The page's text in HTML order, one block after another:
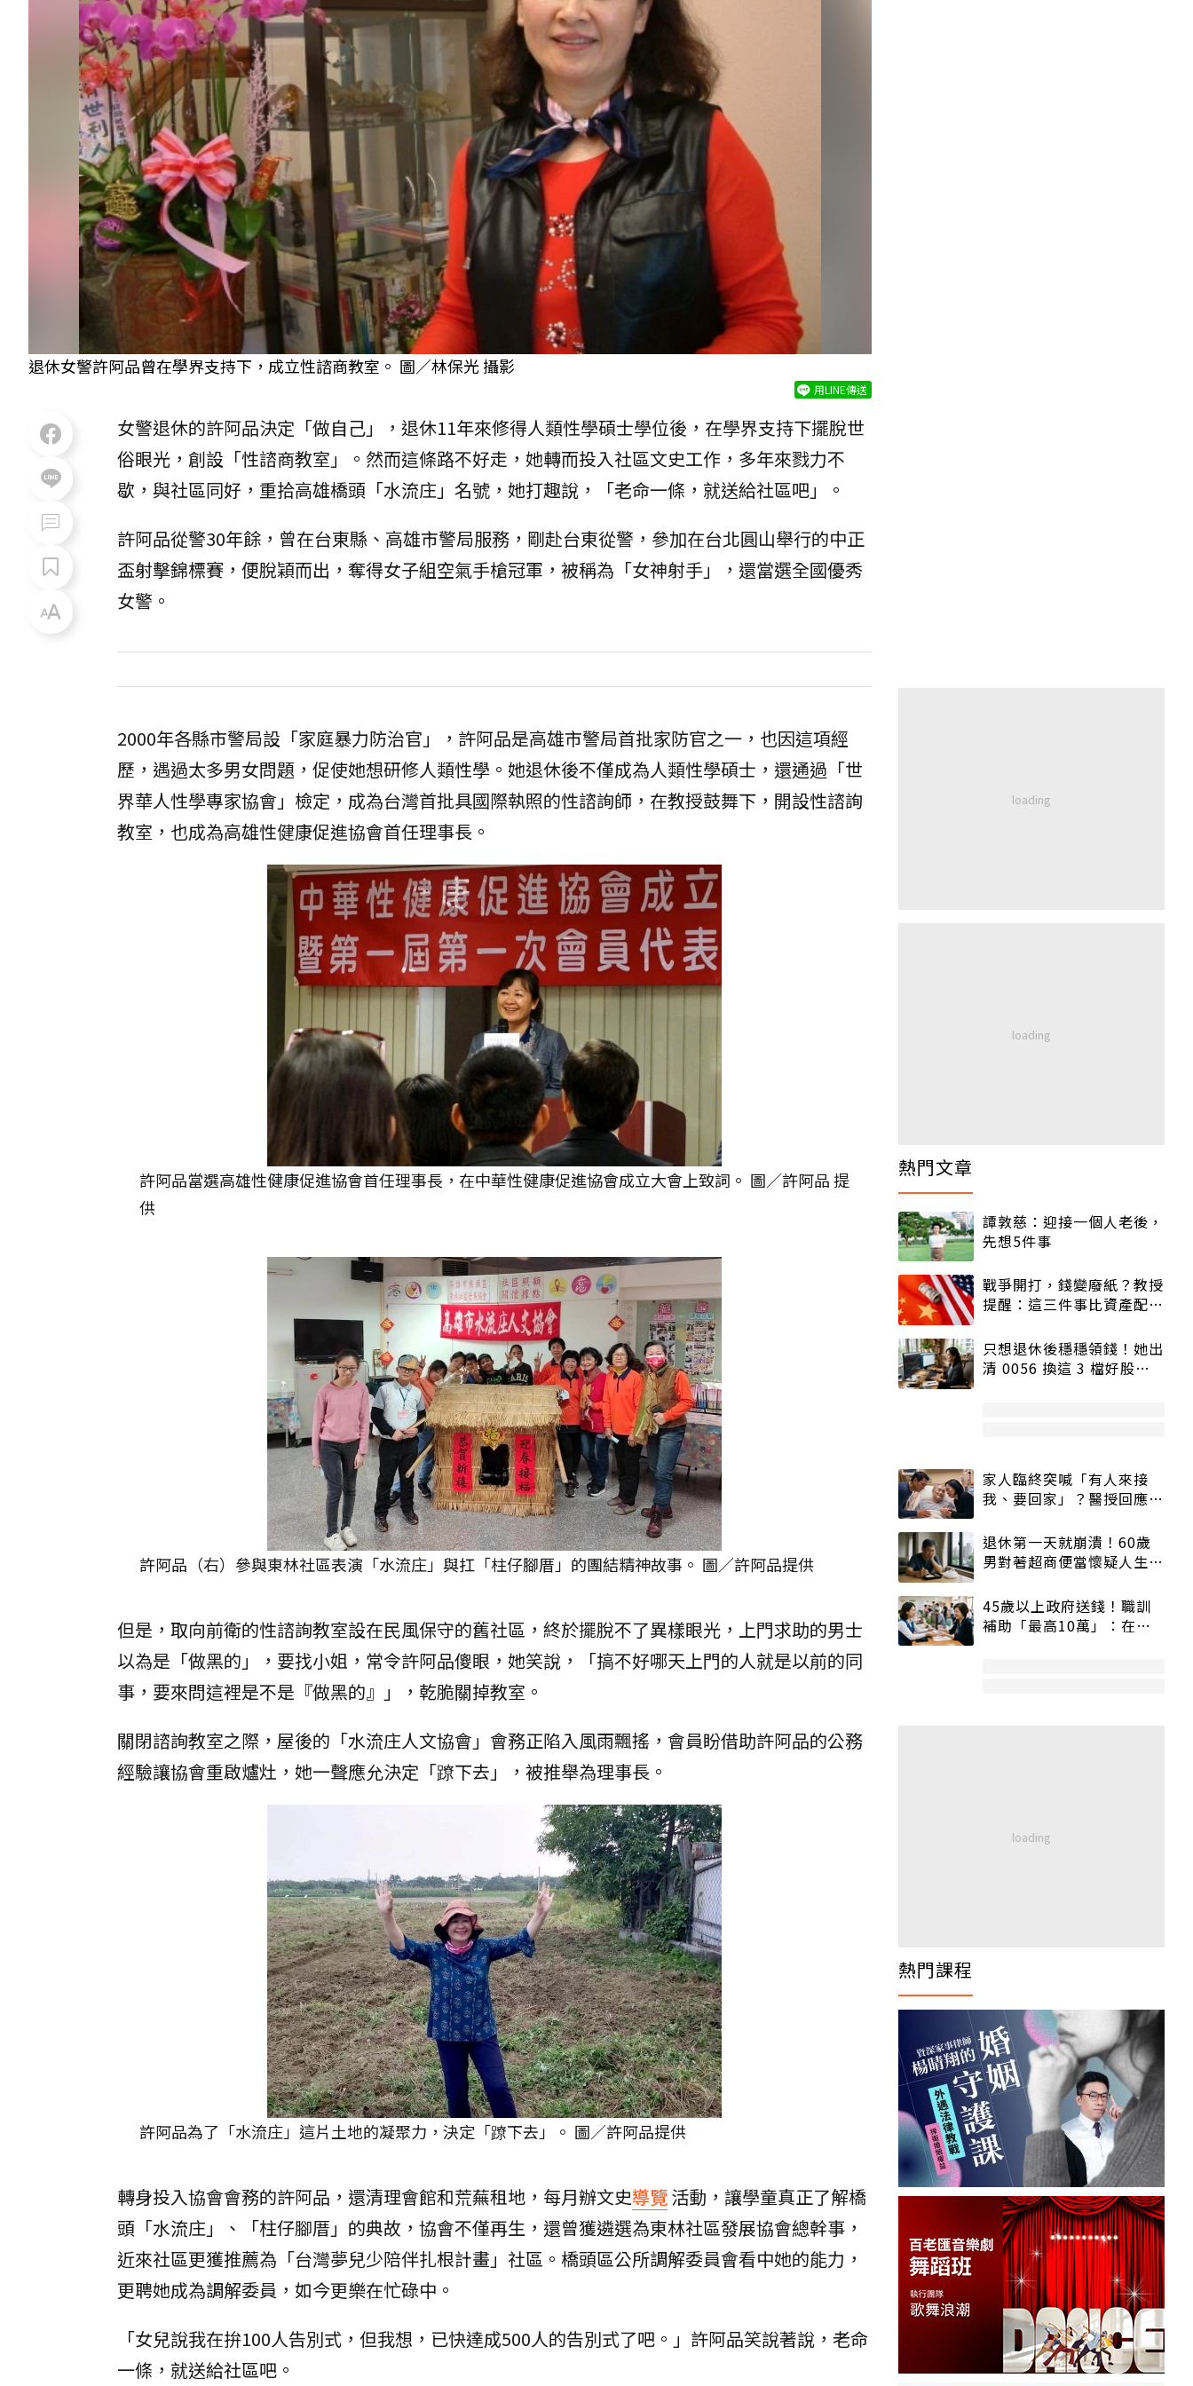
退休女警許阿品曾在學界支持下，成立性諮商教室。 圖／林保光 攝影
用LINE傳送
女警退休的許阿品決定「做自己」，退休11年來修得人類性學碩士學位後，在學界支持下擺脫世
俗眼光，創設「性諮商教室」。然而這條路不好走，她轉而投入社區文史工作，多年來戮力不
歇，與社區同好，重拾高雄橋頭「水流庄」名號，她打趣說，「老命一條，就送給社區吧」。
許阿品從警30年餘，曾在台東縣、高雄市警局服務，剛赴台東從警，參加在台北圓山舉行的中正
盃射擊錦標賽，便脫穎而出，奪得女子組空氣手槍冠軍，被稱為「女神射手」，還當選全國優秀
女警。
2000年各縣市警局設「家庭暴力防治官」，許阿品是高雄市警局首批家防官之一，也因這項經
歷，遇過太多男女問題，促使她想研修人類性學。她退休後不僅成為人類性學碩士，還通過「世
界華人性學專家協會」檢定，成為台灣首批具國際執照的性諮詢師，在教授鼓舞下，開設性諮詢
教室，也成為高雄性健康促進協會首任理事長。
許阿品當選高雄性健康促進協會首任理事長，在中華性健康促進協會成立大會上致詞。 圖／許阿品 提
供
許阿品（右）參與東林社區表演「水流庄」與扛「柱仔腳厝」的團結精神故事。 圖／許阿品提供
但是，取向前衛的性諮詢教室設在民風保守的舊社區，終於擺脫不了異樣眼光，上門求助的男士
以為是「做黑的」，要找小姐，常令許阿品傻眼，她笑說，「搞不好哪天上門的人就是以前的同
事，要來問這裡是不是『做黑的』」，乾脆關掉教室。
關閉諮詢教室之際，屋後的「水流庄人文協會」會務正陷入風雨飄搖，會員盼借助許阿品的公務
經驗讓協會重啟爐灶，她一聲應允決定「蹽下去」，被推舉為理事長。
許阿品為了「水流庄」這片土地的凝聚力，決定「蹽下去」。 圖／許阿品提供
轉身投入協會會務的許阿品，還清理會館和荒蕪租地，每月辦文史導覽活動，讓學童真正了解橋
頭「水流庄」、「柱仔腳厝」的典故，協會不僅再生，還曾獲遴選為東林社區發展協會總幹事，
近來社區更獲推薦為「台灣夢兒少陪伴扎根計畫」社區。橋頭區公所調解委員會看中她的能力，
更聘她成為調解委員，如今更樂在忙碌中。
「女兒說我在拚100人告別式，但我想，已快達成500人的告別式了吧。」許阿品笑說著說，老命
一條，就送給社區吧。
熱門文章
譚敦慈：迎接一個人老後，
先想5件事
戰爭開打，錢變廢紙？教授
提醒：這三件事比資產配置
只想退休後穩穩領錢！她出
清 0056 換這 3 檔好股：
家人臨終突喊「有人來接
我、要回家」？醫授回應方
退休第一天就崩潰！60歲
男對著超商便當懷疑人生
45歲以上政府送錢！職訓
補助「最高10萬」：在
熱門課程